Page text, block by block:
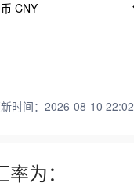
时间：2026-08-10
为：